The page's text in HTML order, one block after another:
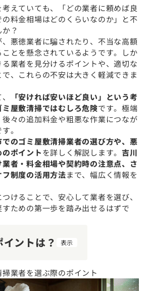
えていても、「どの業者に頼めば良
料金相場はどのくらいなのか」と不
？
悪徳業者に騙されたり、不当な高額
とを懸念されているようです。しか
業者を見分けるポイントや、適切な
、これらの不安は大きく軽減できま
「安ければ安いほど良い」という考
屋敷清掃ではむしろ危険です。極端
々の追加料金や粗悪な作業につなが
。
でのゴミ屋敷清掃業者の選び方や、悪
ポイントを詳しく解説します。 吉川
者・料金相場や契約時の注意点、さ
制度の活用方法まで、幅広く情報を
けることで、安心して業者を選び、
ための第一歩を踏み出せるはずで
ントは？ 表示
業者を選ぶ際のポイント